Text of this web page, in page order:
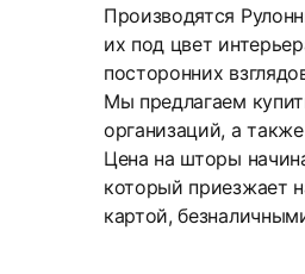
Производятся
их под цвет
посторонних
Мы предлагаем
организаций, а
Цена на шторы
который приезжает
картой,